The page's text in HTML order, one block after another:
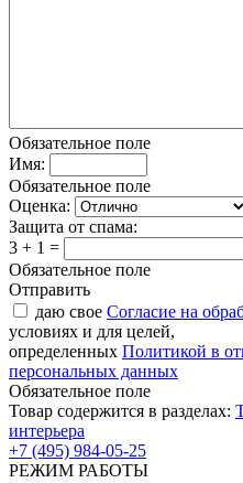
Обязательное поле
Имя:
Обязательное поле
Оценка:
Защита от спама:
3 + 1 =
Обязательное поле
Отправить
даю свое Согласие на
условиях и для целей,
определенных Политикой в
персональных данных
Обязательное поле
Товар содержится в разделах:
интерьера
+7 (495) 984-05-25
РЕЖИМ РАБОТЫ